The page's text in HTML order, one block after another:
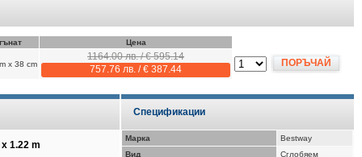
Цена
x 38 cm
1164.00 лв. / € 595.14
757.76 лв. / € 387.44
ПОРЪЧАЙ
1.22 m
Спецификации
Марка
Bestway
Вид
Сглобяем